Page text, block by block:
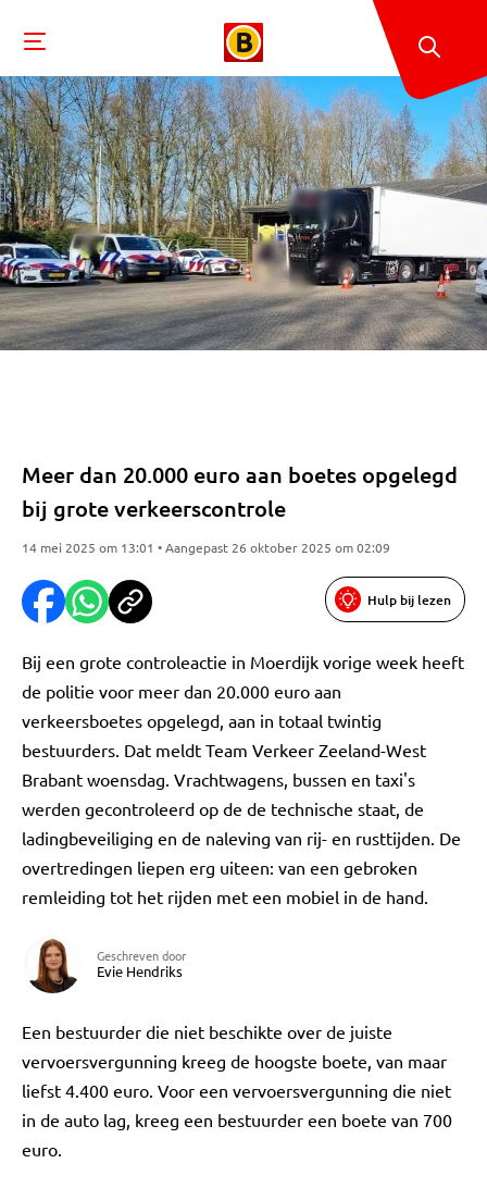
Meer dan 20.000 euro aan boetes opgelegd
bij grote verkeerscontrole
14 mei 2025 om 13:01 • Aangepast 26 oktober 2025 om 02:09
Hulp bij lezen
Bij een grote controleactie in Moerdijk vorige week heeft
de politie voor meer dan 20.000 euro aan
verkeersboetes opgelegd, aan in totaal twintig
bestuurders. Dat meldt Team Verkeer Zeeland-West
Brabant woensdag. Vrachtwagens, bussen en taxi's
werden gecontroleerd op de de technische staat, de
ladingbeveiliging en de naleving van rij- en rusttijden. De
overtredingen liepen erg uiteen: van een gebroken
remleiding tot het rijden met een mobiel in de hand.
Geschreven door
Evie Hendriks
Een bestuurder die niet beschikte over de juiste
vervoersvergunning kreeg de hoogste boete, van maar
liefst 4.400 euro. Voor een vervoersvergunning die niet
in de auto lag, kreeg een bestuurder een boete van 700
euro.